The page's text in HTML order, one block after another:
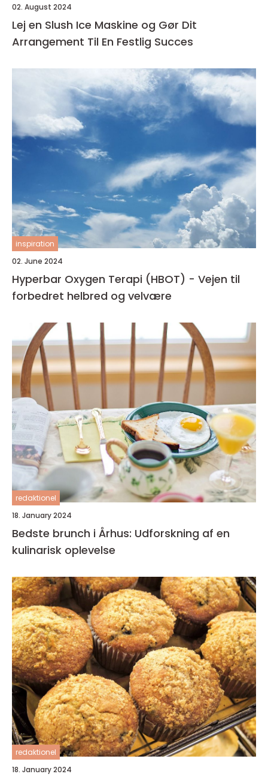
02. August 2024
Lej en Slush Ice Maskine og Gør Dit
Arrangement Til En Festlig Succes
inspiration
02. June 2024
Hyperbar Oxygen Terapi (HBOT) - Vejen til
forbedret helbred og velvære
redaktionel
18. January 2024
Bedste brunch i Århus: Udforskning af en
kulinarisk oplevelse
redaktionel
18. January 2024